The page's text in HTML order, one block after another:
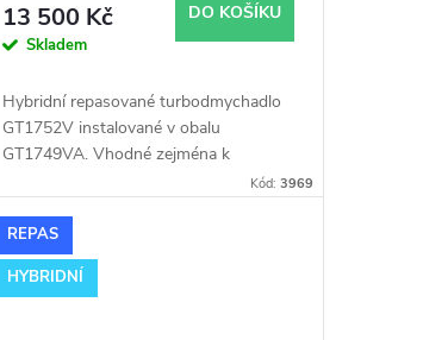
13 500 Kč
Skladem
DO KOŠÍKU
Hybridní repasované turbodmychadlo
GT1752V instalované v obalu
GT1749VA. Vhodné zejména k
výkonnostním úpravám jako např.
100kW AZV.
Kód: 3969
REPAS
HYBRIDNÍ